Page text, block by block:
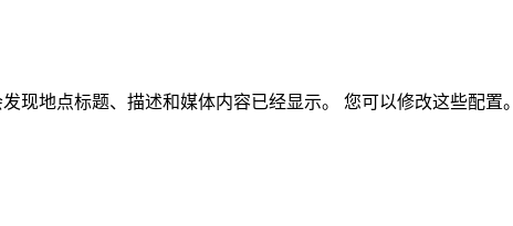
现地点标题、描述和媒体内容已经显示。 您可以修改这些配置。